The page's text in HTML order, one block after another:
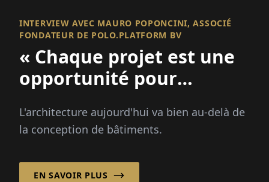
INTERVIEW AVEC MAURO POPONCINI, ASSOCIÉ
FONDATEUR DE POLO.PLATFORM BV
« Chaque projet est une
opportunité pour
renforcer une
communauté ! »
L'architecture aujourd'hui va bien au-delà de
la conception de bâtiments.
EN SAVOIR PLUS